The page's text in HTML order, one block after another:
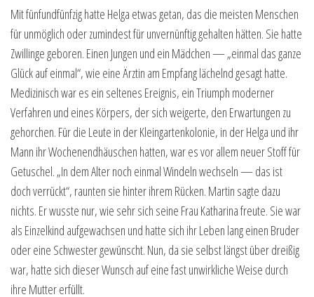
Mit fünfundfünfzig hatte Helga etwas getan, das die meisten Menschen
für unmöglich oder zumindest für unvernünftig gehalten hätten. Sie hatte
Zwillinge geboren. Einen Jungen und ein Mädchen — „einmal das ganze
Glück auf einmal“, wie eine Ärztin am Empfang lächelnd gesagt hatte.
Medizinisch war es ein seltenes Ereignis, ein Triumph moderner
Verfahren und eines Körpers, der sich weigerte, den Erwartungen zu
gehorchen. Für die Leute in der Kleingartenkolonie, in der Helga und ihr
Mann ihr Wochenendhäuschen hatten, war es vor allem neuer Stoff für
Getuschel. „In dem Alter noch einmal Windeln wechseln — das ist
doch verrückt“, raunten sie hinter ihrem Rücken. Martin sagte dazu
nichts. Er wusste nur, wie sehr sich seine Frau Katharina freute. Sie war
als Einzelkind aufgewachsen und hatte sich ihr Leben lang einen Bruder
oder eine Schwester gewünscht. Nun, da sie selbst längst über dreißig
war, hatte sich dieser Wunsch auf eine fast unwirkliche Weise durch
ihre Mutter erfüllt.